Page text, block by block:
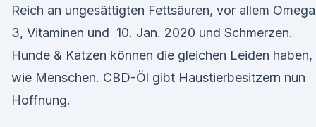
Reich an ungesättigten Fettsäuren, vor allem
3, Vitaminen und 10. Jan. 2020 und Schmerzen.
Hunde & Katzen können die gleichen Leiden haben,
wie Menschen. CBD-Öl gibt Haustierbesitzern nun
Hoffnung.